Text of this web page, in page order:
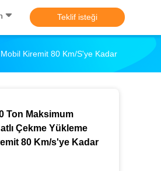
Teklif isteği
Kiremit 80 Km/s'ye Kadar
Ton Maksimum
Çekme Yükleme
80 Km/s'ye Kadar